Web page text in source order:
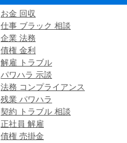
お金 回収
仕事 ブラック 相談
企業 法務
債権 金利
解雇 トラブル
パワハラ 示談
法務 コンプライアンス
残業 パワハラ
契約 トラブル 相談
正社員 解雇
債権 売掛金